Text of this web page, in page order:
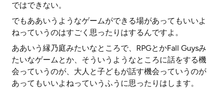
ではできない。
でもああいうようなゲームができる場があってもいいよ
ねっていうのはすごく思ったりはするんですよ。
ああいう縁乃庭みたいなところで、RPGとかFall Guysみ
たいなゲームとか、そういうようなところに話をする機
会っていうのが、大人と子どもが話す機会っていうのが
あってもいいよねっていうふうに思ったりはします。